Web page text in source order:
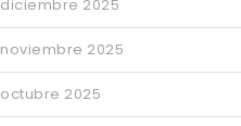
diciembre 2025
noviembre 2025
octubre 2025